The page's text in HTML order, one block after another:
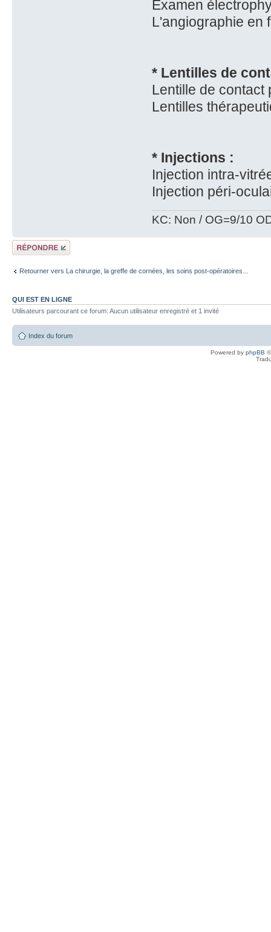
Examen
L'angiographie en
* Lentilles de
Lentille de contact
Lentilles
* Injections :
Injection intra-
Injection péri-
KC: Non / OG=9/10
Répondre
Retourner vers La chirurgie, la greffe de cornées, les soins post-opératoires...
QUI EST EN LIGNE
Utilisateurs parcourant ce forum: Aucun utilisateur enregistré et 1 invité
Index du forum
Powered by phpBB